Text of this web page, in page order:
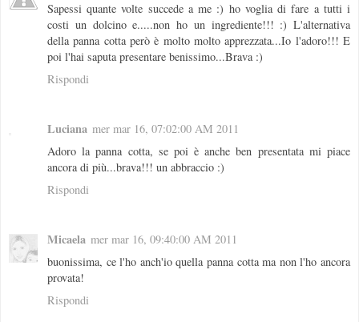
Sapessi quante volte succede a me :) ho voglia di fare a tutti i
costi un dolcino e.....non ho un ingrediente!!! :) L'alternativa
della panna cotta però è molto molto apprezzata...Io l'adoro!!! E
poi l'hai saputa presentare benissimo...Brava :)
Rispondi
Luciana mer mar 16, 07:02:00 AM 2011
Adoro la panna cotta, se poi è anche ben presentata mi piace
ancora di più...brava!!! un abbraccio :)
Rispondi
Micaela mer mar 16, 09:40:00 AM 2011
buonissima, ce l'ho anch'io quella panna cotta ma non l'ho ancora
provata!
Rispondi